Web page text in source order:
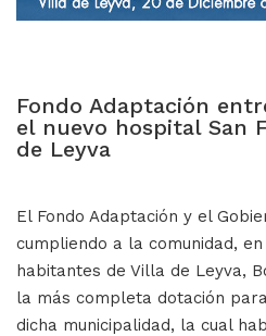
Fondo Adaptación
el nuevo hospital San
de Leyva
El Fondo Adaptación y el
cumpliendo a la comunidad,
habitantes de Villa de Leyva,
la más completa dotación
dicha municipalidad, la cual